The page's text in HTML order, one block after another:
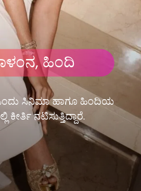
ಸಿನಿಮಾ ಹಾಗೂ ಹಿಂದಿಯ
ನಟಿಸುತ್ತಿದ್ದಾರೆ.
ಹಿಂದಿ